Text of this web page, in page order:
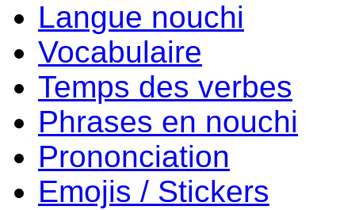
Langue nouchi
Vocabulaire
Temps des verbes
Phrases en nouchi
Prononciation
Emojis / Stickers